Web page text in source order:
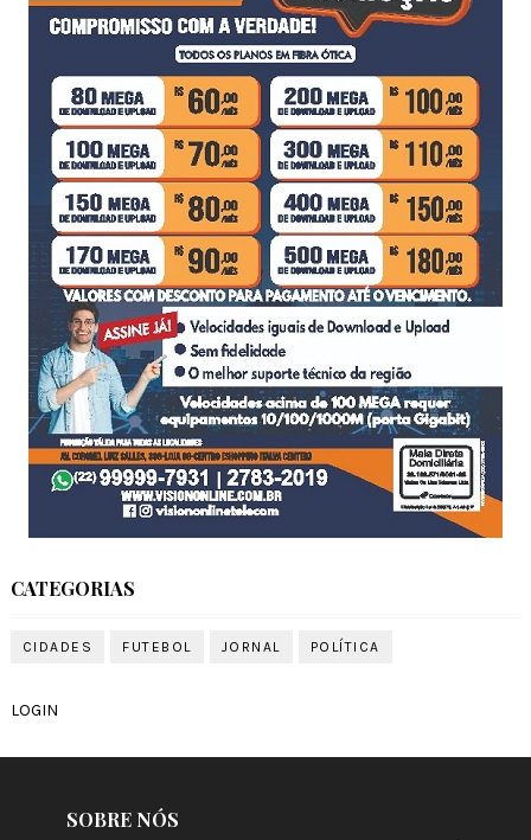
CATEGORIAS
CIDADES FUTEBOL JORNAL POLÍTICA
LOGIN
SOBRE NÓS